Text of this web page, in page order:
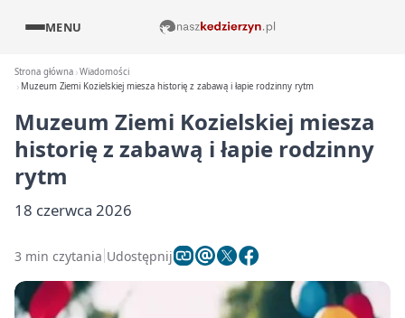
MENU
Strona główna Wiadomości
Muzeum Ziemi Kozielskiej miesza historię z zabawą i łapie rodzinny rytm
Muzeum Ziemi Kozielskiej miesza
historię z zabawą i łapie rodzinny
rytm
18 czerwca 2026
3 min czytania Udostępnij